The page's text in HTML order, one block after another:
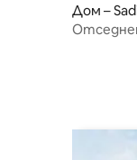
Дом –